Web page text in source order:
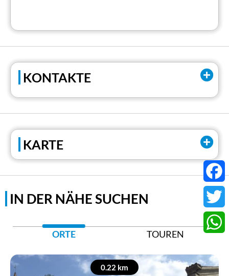
KONTAKTE
EMail:info@hotelancora.it
Tel:+39 3402913467
KARTE
Twitter
IN DER NÄHE SUCHEN
ORTE TOUREN
0.22 km